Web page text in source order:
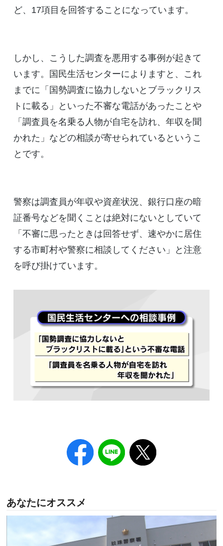
ど、17項目を回答することになっています。
しかし、こうした調査を悪用する事例が起きて
います。国民生活センターによりますと、これ
までに「国勢調査に協力しないとブラックリス
トに載る」といった不審な電話があったことや
「調査員を名乗る人物が自宅を訪れ、年収を聞
かれた」などの相談が寄せられているというこ
とです。
警察は調査員が年収や資産状況、銀行口座の暗
証番号などを聞くことは絶対にないとしていて
「不審に思ったときは回答せず、速やかに居住
する市町村や警察に相談してください」と注意
を呼び掛けています。
あなたにオススメ